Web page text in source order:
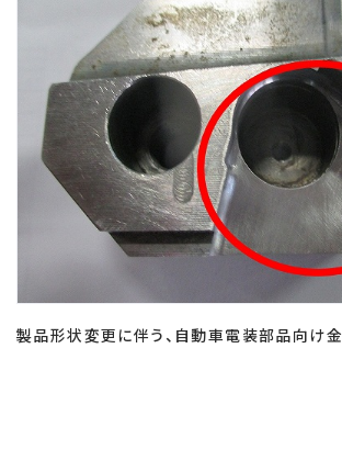
製品形状変更に伴う、自動車電装部品向け